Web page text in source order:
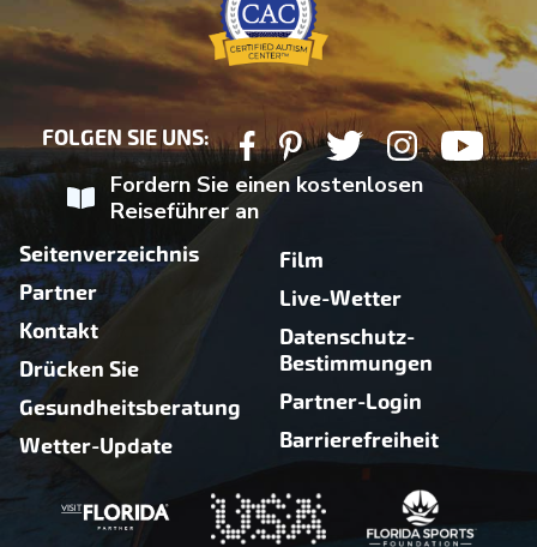
FOLGEN SIE UNS:
Fordern Sie einen kostenlosen
Reiseführer an
Seitenverzeichnis
Partner
Kontakt
Drücken Sie
Gesundheitsberatung
Wetter-Update
Film
Live-Wetter
Datenschutz-
Bestimmungen
Partner-Login
Barrierefreiheit